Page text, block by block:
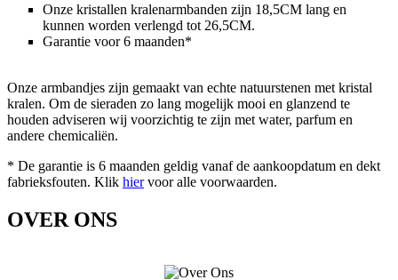
Onze kristallen kralenarmbanden zijn 18,5CM lang en
kunnen worden verlengd tot 26,5CM.
Garantie voor 6 maanden*
Onze armbandjes zijn gemaakt van echte natuurstenen met kristal
kralen. Om de sieraden zo lang mogelijk mooi en glanzend te
houden adviseren wij voorzichtig te zijn met water, parfum en
andere chemicaliën.
* De garantie is 6 maanden geldig vanaf de aankoopdatum en dekt
fabrieksfouten. Klik hiervoor alle voorwaarden.
OVER ONS